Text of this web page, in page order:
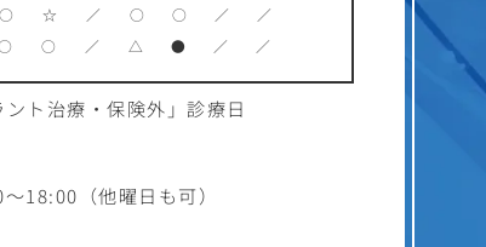
○ ☆ ／ ○ ○ ／ ／
○ ／ △ ● ／ ／
ント治療・保険外」診療日
18:00（他曜日も可）